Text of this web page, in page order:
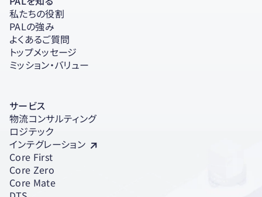
私たちの役割
PALの強み
よくあるご質問
トップメッセージ
ミッション・バリュー
サービス
物流コンサルティング
ロジテック
インテグレーション
Core First
Core Zero
Core Mate